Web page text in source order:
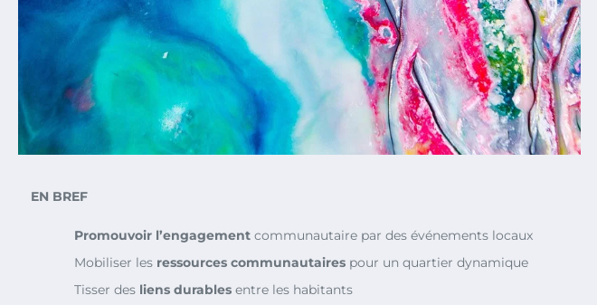
EN BREF
Promouvoir l’engagement communautaire par des événements locaux
Mobiliser les ressources communautaires pour un quartier dynamique
Tisser des liens durables entre les habitants